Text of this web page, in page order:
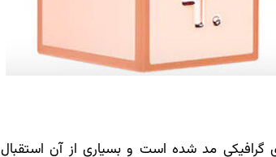
مد شده است و بسیاری از آن استقبال